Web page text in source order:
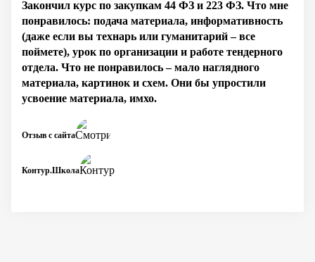
Закончил курс по закупкам 44 ФЗ и 223 ФЗ. Что мне
понравилось: подача материала, информативность
(даже если вы технарь или гуманитарий – все
поймете), урок по организации и работе тендерного
отдела. Что не понравилось – мало наглядного
материала, картинок и схем. Они бы упростили
усвоение материала, имхо.
Контур.Школа
Отзыв с сайта